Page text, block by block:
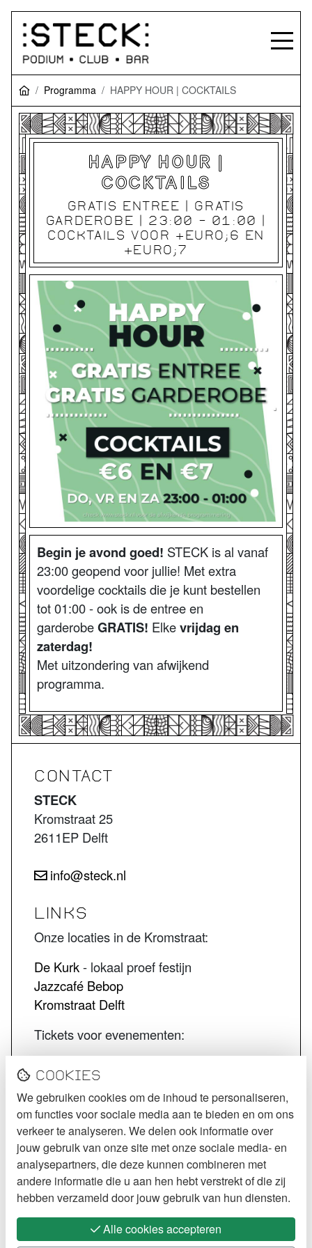
Programma HAPPY HOUR | COCKTAILS
HAPPY HOUR |
COCKTAILS
GRATIS ENTREE | GRATIS
GARDEROBE | 23:00 - 01:00 |
COCKTAILS VOOR &EURO;6 EN
&EURO;7
Begin je avond goed! STECK is al vanaf
23:00 geopend voor jullie! Met extra
voordelige cocktails die je kunt bestellen
tot 01:00 - ook is de entree en
garderobeGRATIS! Elkevrijdag en
zaterdag!
Met uitzondering van afwijkend
programma.
CONTACT
STECK
Kromstraat 25
2611EP Delft
info@steck.nl
LINKS
Onze locaties in de Kromstraat:
De Kurk- lokaal proef festijn
Jazzcafé Bebop
Kromstraat Delft
Tickets voor evenementen:
De Kurk tickets
Jazzcafé Bebop tickets
VOLG STECK
Instagram
Facebook
Cookies
We gebruiken cookies om de inhoud te personaliseren,
om functies voor sociale media aan te bieden en om ons
verkeer te analyseren. We delen ook informatie over
jouw gebruik van onze site met onze sociale media- en
analysepartners, die deze kunnen combineren met
andere informatie die u aan hen hebt verstrekt of die zij
hebben verzameld door jouw gebruik van hun diensten.
Alle cookies accepteren